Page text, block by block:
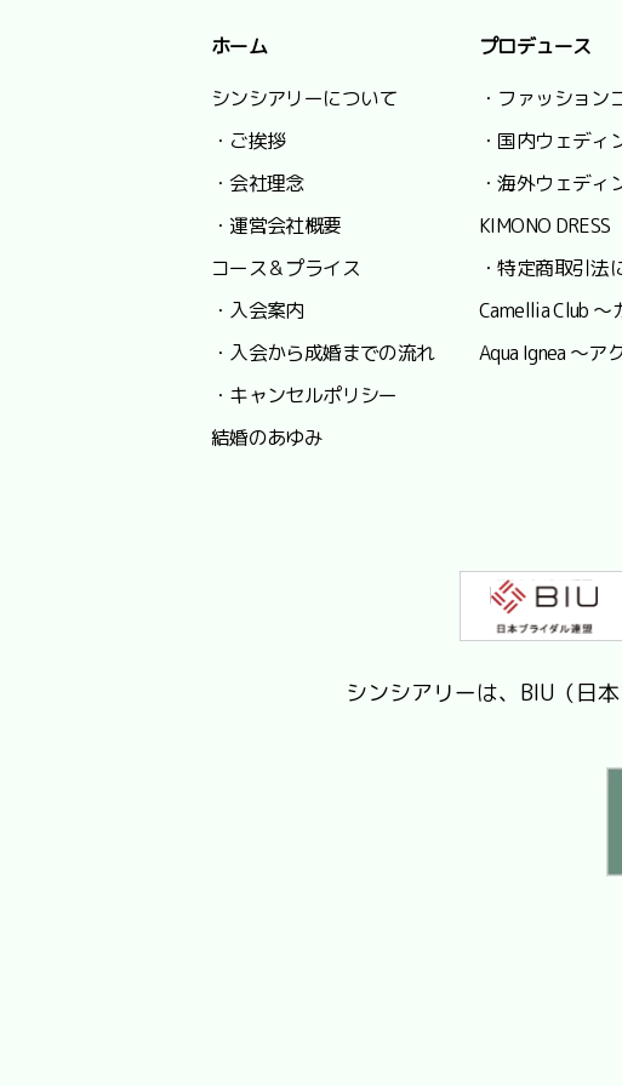
ホーム
シンシアリーについて
・ご挨拶
・会社理念
・運営会社概要
コース＆プライス
・入会案内
・入会から成婚までの流れ
・キャンセルポリシー
結婚のあゆみ
プロデュース
・ファッション
・国内ウェディ
・海外ウェディ
KIMONO DRESS
・特定商取引法
Camellia Club
Aqua Ignea ～ア
シンシアリーは、BIU（日